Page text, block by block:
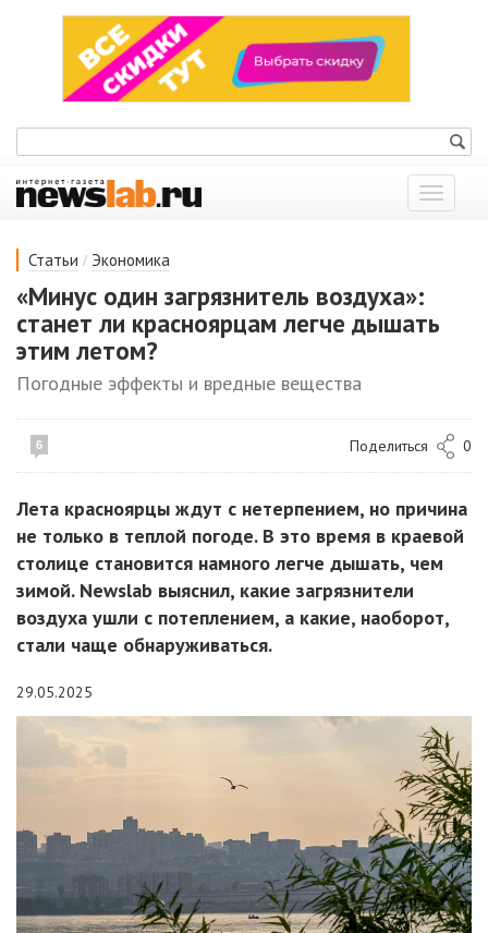
Показать
меню
Статьи / Экономика
«Минус один загрязнитель воздуха»:
станет ли красноярцам легче дышать
этим летом?
Погодные эффекты и вредные вещества
6 Поделиться 0
Лета красноярцы ждут с нетерпением, но причина
не только в теплой погоде. В это время в краевой
столице становится намного легче дышать, чем
зимой. Newslab выяснил, какие загрязнители
воздуха ушли с потеплением, а какие, наоборот,
стали чаще обнаруживаться.
29.05.2025